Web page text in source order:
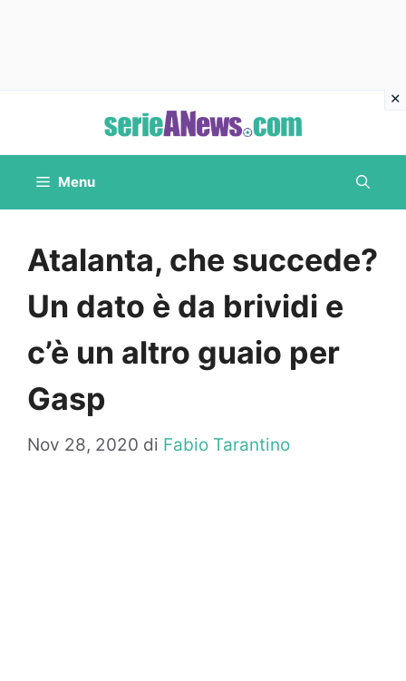
contenuto
Menu
Atalanta, che succede?
Un dato è da brividi e
c’è un altro guaio per
Gasp
Nov 28, 2020 di Fabio Tarantino